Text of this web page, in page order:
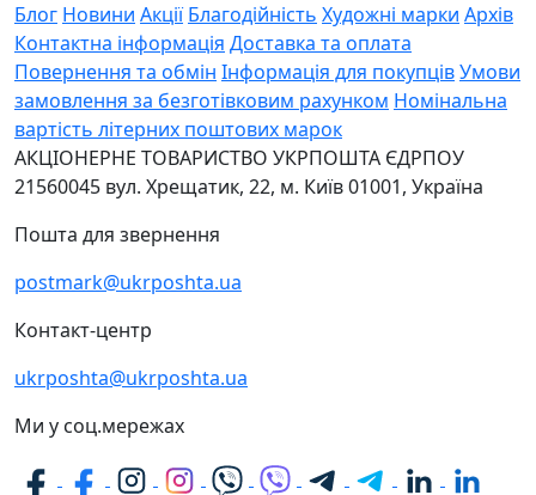
Блог Новини Акції Благодійність Художні марки Архів
Контактна інформація Доставка та оплата
Повернення та обмін Інформація для покупцівУмови
замовлення за безготівковим рахунком Номінальна
вартість літерних поштових марок
АКЦІОНЕРНЕ ТОВАРИСТВО УКРПОШТА ЄДРПОУ
21560045 вул. Хрещатик, 22, м. Київ01001, Україна
Пошта для звернення
postmark@ukrposhta.ua
Контакт-центр
ukrposhta@ukrposhta.ua
Ми у соц.мережах